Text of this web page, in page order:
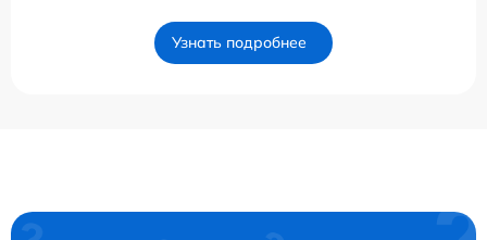
Узнать подробнее